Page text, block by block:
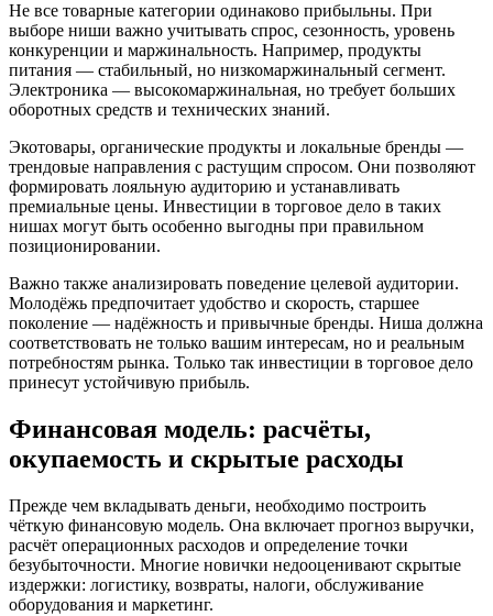
Не все товарные категории одинаково прибыльны. При
выборе ниши важно учитывать спрос, сезонность, уровень
конкуренции и маржинальность. Например, продукты
питания — стабильный, но низкомаржинальный сегмент.
Электроника — высокомаржинальная, но требует больших
оборотных средств и технических знаний.
Экотовары, органические продукты и локальные бренды —
трендовые направления с растущим спросом. Они позволяют
формировать лояльную аудиторию и устанавливать
премиальные цены. Инвестиции в торговое дело в таких
нишах могут быть особенно выгодны при правильном
позиционировании.
Важно также анализировать поведение целевой аудитории.
Молодёжь предпочитает удобство и скорость, старшее
поколение — надёжность и привычные бренды. Ниша должна
соответствовать не только вашим интересам, но и реальным
потребностям рынка. Только так инвестиции в торговое дело
принесут устойчивую прибыль.
Финансовая модель: расчёты,
окупаемость и скрытые расходы
Прежде чем вкладывать деньги, необходимо построить
чёткую финансовую модель. Она включает прогноз выручки,
расчёт операционных расходов и определение точки
безубыточности. Многие новички недооценивают скрытые
издержки: логистику, возвраты, налоги, обслуживание
оборудования и маркетинг.